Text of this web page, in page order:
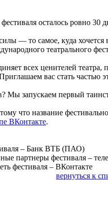
осталось ровно 30
— то самое, куда
театрального
всех ценителей
вас стать
Мы запускаем первый
что название
ВКонтакте.
– Банк ВТБ (ПАО)
партнеры фестиваля –
фестиваля – ВКонтакте
вернуться к